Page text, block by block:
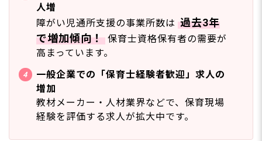
人増
障がい児通所支援の事業所数は 過去3年
で増加傾向！ 保育士資格保有者の需要が
高まっています。
一般企業での「保育士経験者歓迎」求人の
増加
教材メーカー・人材業界などで、保育現場
経験を評価する求人が拡大中です。